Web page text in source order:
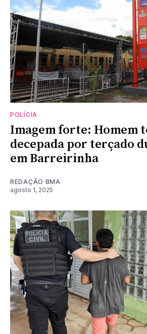
POLÍCIA
Imagem forte: Homem
decepada por terçado
em Barreirinha
REDAÇÃO BMA
agosto 1, 2025